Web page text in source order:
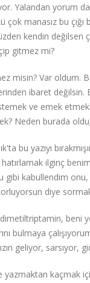
Yalandan yorum
çok manasız bu
kendin
gitmez mi?
misin? Var oldum.
ibaret
ve emek
Neden burada
bu yazıyı
ilginç
gibi kabullendim
diye
beni
bulmaya
geliyor, sarsıyor,
kaçmak